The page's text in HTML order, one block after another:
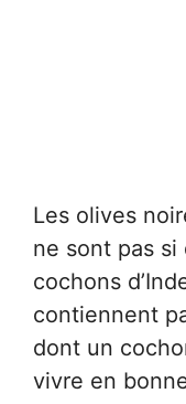
Les olives
ne sont pas si
cochons
contiennent
dont un
vivre en